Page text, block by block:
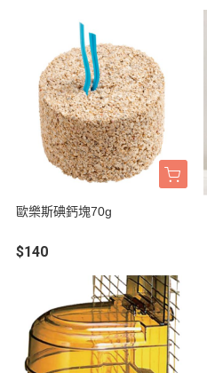
歐樂斯碘鈣塊70g
$140